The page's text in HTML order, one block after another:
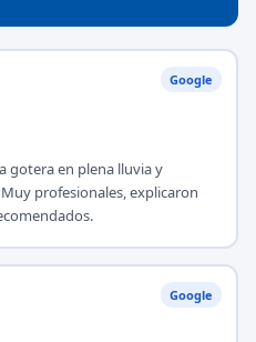
Google
gotera en plena lluvia y
profesionales, explicaron
Google